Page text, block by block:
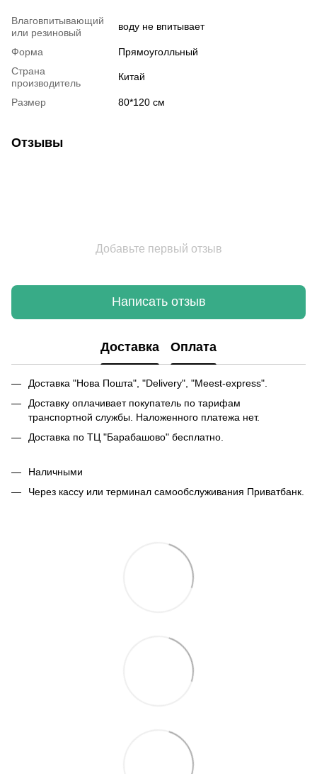
Влаговпитывающий
или резиновый
воду не впитывает
Форма
Прямоуголльный
Страна
производитель
Китай
Размер 80*120 см
Отзывы
Добавьте первый отзыв
Написать отзыв
Доставка Оплата
Доставка "Нова Пошта", "Delivery", "Meest-express".
Доставку оплачивает покупатель по тарифам
транспортной службы. Наложенного платежа нет.
Доставка по ТЦ "Барабашово" бесплатно.
Наличными
Через кассу или терминал самообслуживания Приватбанк.